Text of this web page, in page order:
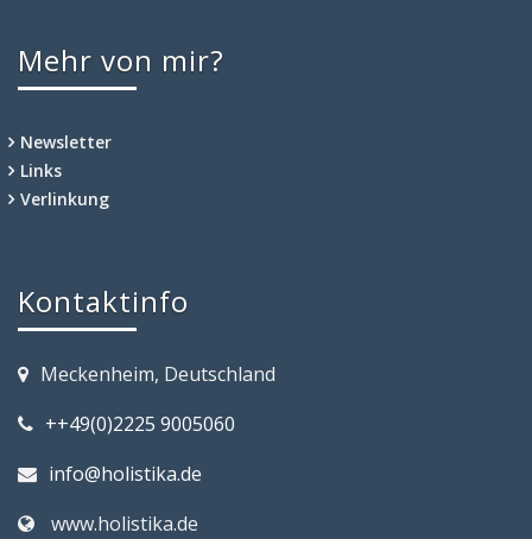
Mehr von mir?
Newsletter
Links
Verlinkung
Kontaktinfo
Meckenheim, Deutschland
++49(0)2225 9005060
info@holistika.de
www.holistika.de